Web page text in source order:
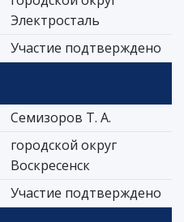
Электросталь
Участие подтверждено
Семизоров Т. А.
городской округ
Воскресенск
Участие подтверждено